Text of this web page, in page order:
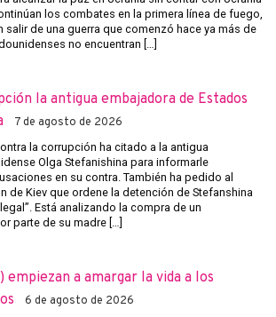
los combates en la primera línea de fuego,
salir de una guerra que comenzó hace ya más de
no encuentran […]
la antigua embajadora de Estados
7 de agosto de 2026
la corrupción ha citado a la antigua
Olga Stefanishina para informarle
en su contra. También ha pedido al
de Kiev que ordene la detención de Stefanshina
Está analizando la compra de un
parte de su madre […]
empiezan a amargar la vida a los
6 de agosto de 2026